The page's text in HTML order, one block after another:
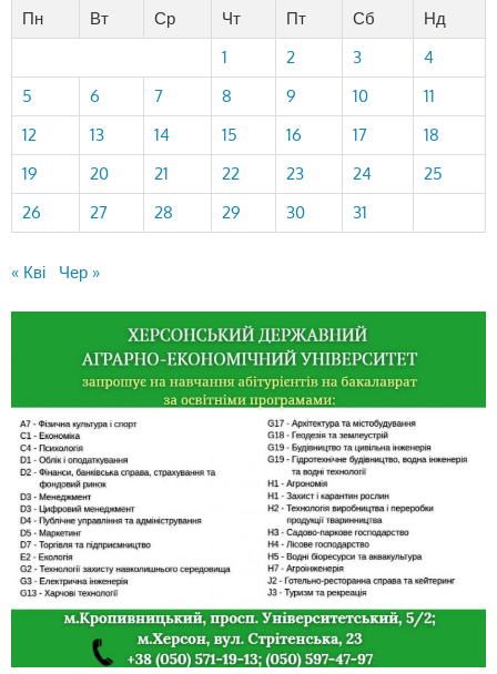
Пн
Вт Ср Чт Пт Сб
Нд
1
2 3
4
5
6 7 8 9 10
11
12
13 14 15 16 17
18
19
20 21 22 23 24
25
26
27 28 29 30 31
« Кві Чер »